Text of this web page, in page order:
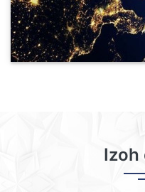
Izoh